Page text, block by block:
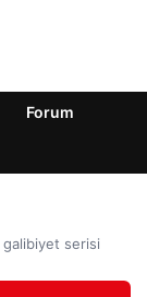
Forum
galibiyet serisi